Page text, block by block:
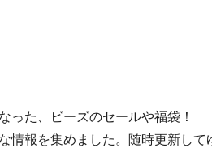
った、ビーズのセールや福袋！
情報を集めました。随時更新し